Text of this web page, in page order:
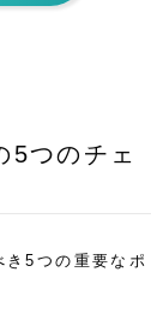
5つのチェ
き5つの重要なポ